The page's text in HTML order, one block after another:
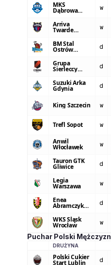
MKS
Dąbrowa
Górnicza
w
Arriva
Twarde
Toruń
w
BM Stal
Ostrów d
Grupa
Sierleccy
Czarni Słupsk
d
Suzuki Arka
Gdynia d
King Szczecin w
Trefl Sopot w
Anwil
Włocławek w
Tauron GTK
Gliwice d
Legia
Warszawa w
Enea
Abramczyk
Bydgoszcz
d
WKS Śląsk
Wrocław w
Puchar Polski Mężczyzn
LOGO DRUŻYNY
DRUŻYNA
Polski Cukier
Start Lublin d